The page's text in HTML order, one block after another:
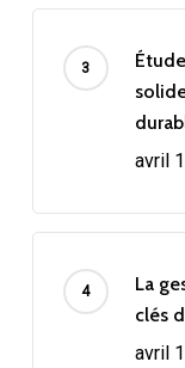
avril
La
clés
avril